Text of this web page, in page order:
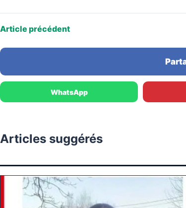
Article précédent
WhatsApp
Articles suggérés